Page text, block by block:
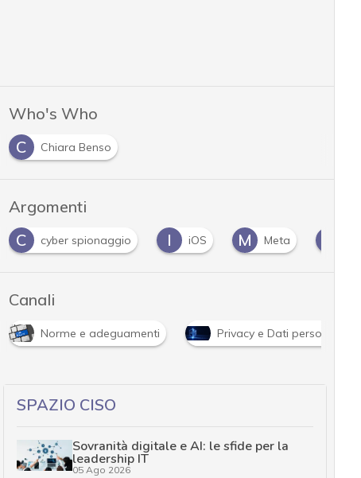
Who's Who
C
Chiara Benso
Argomenti
cyber spionaggio I iOS M Meta P Pegasus
Canali
Norme e adeguamenti Privacy e Dati personali
SPAZIO CISO
Sovranità digitale e AI: le sfide per la
leadership IT
05 Ago 2026